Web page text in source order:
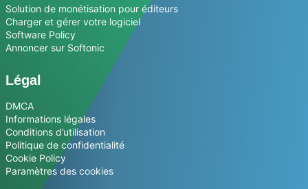
Solution de monétisation pour éditeurs
Charger et gérer votre logiciel
Software Policy
Annoncer sur Softonic
Légal
DMCA
Informations légales
Conditions d’utilisation
Politique de confidentialité
Cookie Policy
Paramètres des cookies